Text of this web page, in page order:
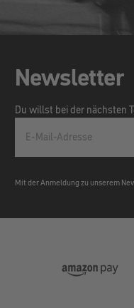
Newsletter
Du willst bei der nächsten
E-Mail-Adresse
Mit der Anmeldung zu unserem